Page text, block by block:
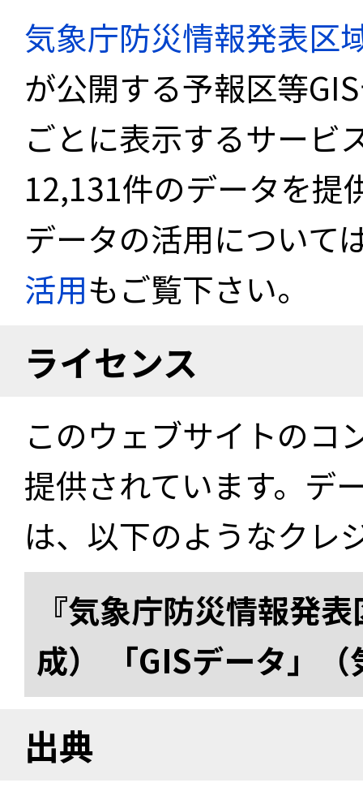
気象庁防災情報発表区
が公開する予報区等
ごとに表示するサービ
12,131件のデータを提
データの活用について
活用もご覧下さい。
ライセンス
このウェブサイトのコ
提供されています。デ
は、以下のようなクレ
『気象庁防災情報発
成） 「GISデータ」
出典